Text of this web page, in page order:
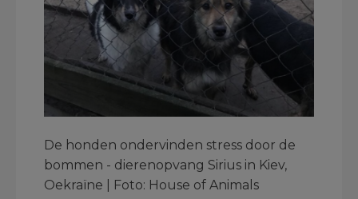
De honden ondervinden stress door de
bommen - dierenopvang Sirius in Kiev,
Oekraïne | Foto: House of Animals